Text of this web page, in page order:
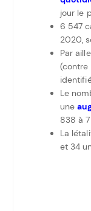
jour le
6 547
2020,
Par
(contre
Le
une
838 à
La
et 34